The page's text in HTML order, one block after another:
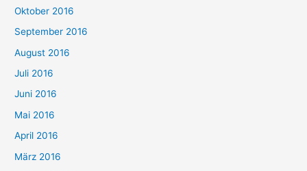
Oktober 2016
September 2016
August 2016
Juli 2016
Juni 2016
Mai 2016
April 2016
März 2016